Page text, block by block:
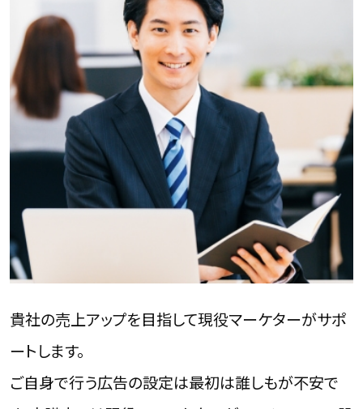
貴社の売上アップを目指して現役マーケターがサポ
ートします。
ご自身で行う広告の設定は最初は誰しもが不安で